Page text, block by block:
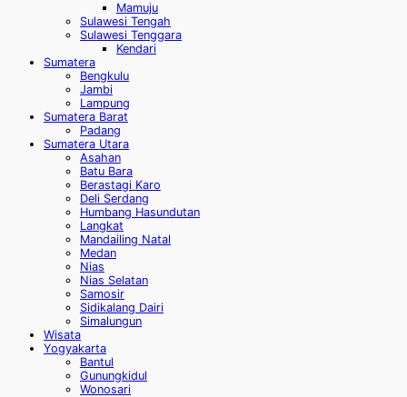
Mamuju
Sulawesi Tengah
Sulawesi Tenggara
Kendari
Sumatera
Bengkulu
Jambi
Lampung
Sumatera Barat
Padang
Sumatera Utara
Asahan
Batu Bara
Berastagi Karo
Deli Serdang
Humbang Hasundutan
Langkat
Mandailing Natal
Medan
Nias
Nias Selatan
Samosir
Sidikalang Dairi
Simalungun
Wisata
Yogyakarta
Bantul
Gunungkidul
Wonosari